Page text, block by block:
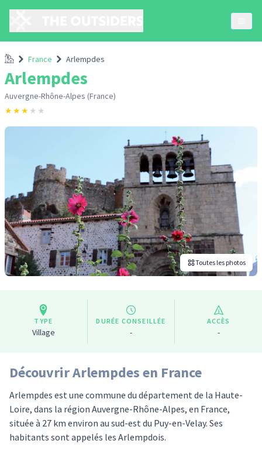
Accueil
France Arlempdes
Arlempdes
Auvergne-Rhône-Alpes (France)
★★★ ★ ★
Toutes les photos
TYPE
Village
DURÉE CONSEILLÉE
-
ACCÈS
-
Découvrir Arlempdes en France
Arlempdes est une commune du département de la Haute-
Loire, dans la région Auvergne-Rhône-Alpes, en France,
située à 27 km environ au sud-est du Puy-en-Velay. Ses
habitants sont appelés les Arlempdois.